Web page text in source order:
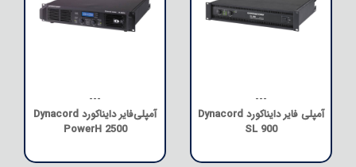
---
آمپلی فایر دایناکورد Dynacord
SL 900
---
آمپلی‌فایر دایناکورد Dynacord
PowerH 2500